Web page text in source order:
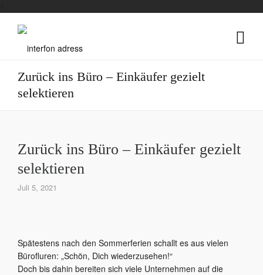
Zurück ins Büro – Einkäufer gezielt
selektieren
Zurück ins Büro – Einkäufer gezielt
selektieren
Juli 5, 2021
Spätestens nach den Sommerferien schallt es aus vielen
Bürofluren: „Schön, Dich wiederzusehen!“
Doch bis dahin bereiten sich viele Unternehmen auf die